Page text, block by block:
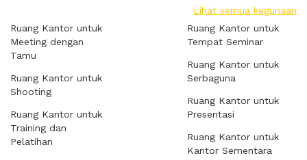
Lihat semua kegunaan
Ruang Kantor untuk
Meeting dengan
Tamu
Ruang Kantor untuk
Shooting
Ruang Kantor untuk
Training dan
Pelatihan
Ruang Kantor untuk
Tempat Seminar
Ruang Kantor untuk
Serbaguna
Ruang Kantor untuk
Presentasi
Ruang Kantor untuk
Kantor Sementara